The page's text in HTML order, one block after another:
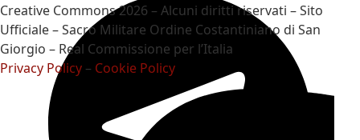
Creative Commons 2026 – Alcuni diritti riservati – Sito
Ufficiale – Sacro Militare Ordine Costantiniano di San
Giorgio – Real Commissione per l’Italia
Privacy Policy – Cookie Policy